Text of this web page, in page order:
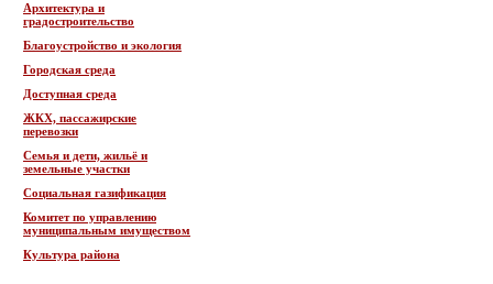
Архитектура и
градостроительство
Благоустройство и экология
Городская среда
Доступная среда
ЖКХ, пассажирские
перевозки
Семья и дети, жильё и
земельные участки
Социальная газификация
Комитет по управлению
муниципальным имуществом
Культура района